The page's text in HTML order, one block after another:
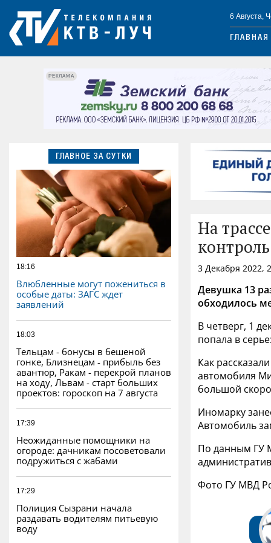
6 Августа,
ГЛАВНАЯ
РЕКЛАМА
ГЛАВНОЕ ЗА СУТКИ
18:16
Влюбленные могут пожениться в
особые даты: ЗАГС ждет
заявлений
18:03
Тельцам - бонусы в бешеной
гонке, Близнецам - прибыль без
авантюр, Ракам - перекрой планов
на ходу, Львам - старт больших
проектов: гороскоп на 7 августа
17:39
Неожиданные помощники на
огороде: дачникам посоветовали
подружиться с жабами
17:29
Полиция Сызрани начала
раздавать водителям питьевую
воду
На
3 Декабря 2022,
Девушка 13
обходилось
В четверг, 1
попала в
Как
автомобиля
большой
Иномарку
Автомобиль
По данным ГУ
Фото ГУ МВД